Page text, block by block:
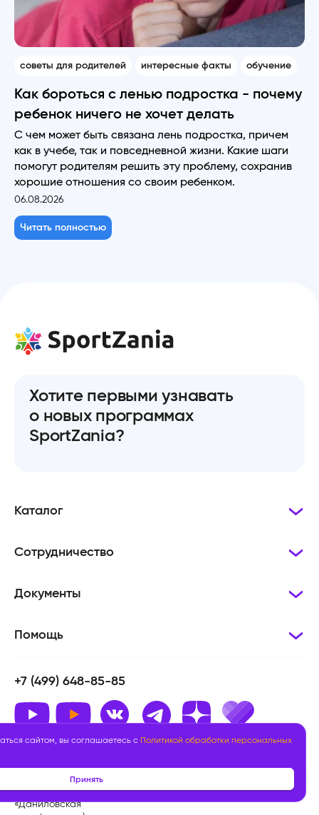
советы для родителей интересные факты обучение
Как бороться с ленью подростка - почему
ребенок ничего не хочет делать
С чем может быть связана лень подростка, причем
как в учебе, так и повседневной жизни. Какие шаги
помогут родителям решить эту проблему, сохранив
хорошие отношения со своим ребенком.
06.08.2026
Читать полностью
сайтом, вы соглашаетесь с Политикой обработки персональных
Принять
Хотите первыми узнавать
о новых программах
SportZania?
Каталог
Сотрудничество
Документы
Помощь
+7 (499) 648-85-85
строение 1, корпус Мещерин
Северный подъезд (БЦ
«Даниловская